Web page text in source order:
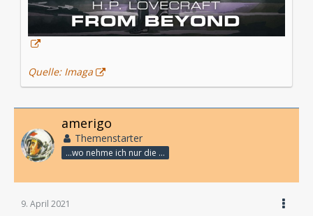
Quelle: Imaga
amerigo
Themenstarter
...wo nehme ich nur die Zeit her, so vieles nicht zu hören?
9. April 2021